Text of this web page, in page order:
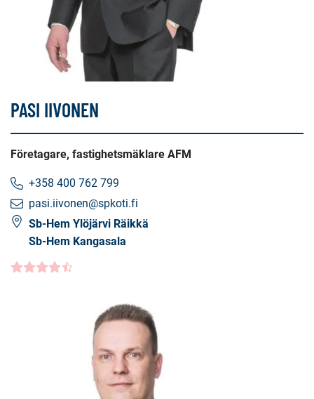
PASI IIVONEN
Företagare, fastighetsmäklare AFM
+358 400 762 799
pasi.iivonen@spkoti.fi
Sb-Hem Ylöjärvi Räikkä
Sb-Hem Kangasala
Kundbetyg